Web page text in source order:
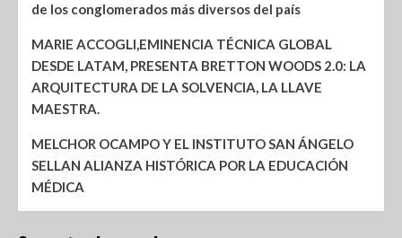
de los conglomerados más diversos del país
MARIE ACCOGLI,EMINENCIA TÉCNICA GLOBAL
DESDE LATAM, PRESENTA BRETTON WOODS 2.0: LA
ARQUITECTURA DE LA SOLVENCIA, LA LLAVE
MAESTRA.
MELCHOR OCAMPO Y EL INSTITUTO SAN ÁNGELO
SELLAN ALIANZA HISTÓRICA POR LA EDUCACIÓN
MÉDICA